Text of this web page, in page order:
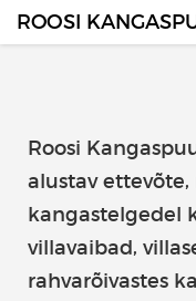
ROOSI
Roosi
alustav
kangastelgedel
villavaibad,
rahvarõivastes